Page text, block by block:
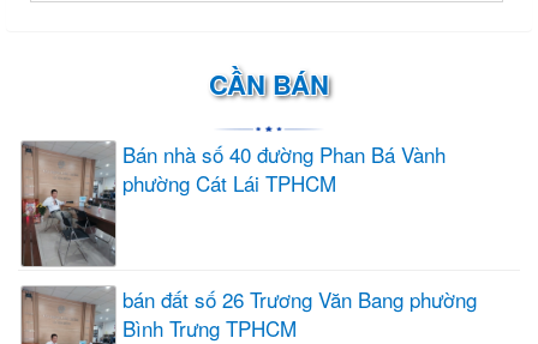
CẦN BÁN
Bán nhà số 40 đường Phan Bá Vành
phường Cát Lái TPHCM
bán đất số 26 Trương Văn Bang phường
Bình Trưng TPHCM